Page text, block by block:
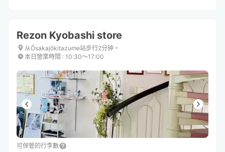
Rezon Kyobashi store
从Ōsakajōkitazume站步行2分钟。
本日營業時間 : 10:30〜17:00
可保管的行李數